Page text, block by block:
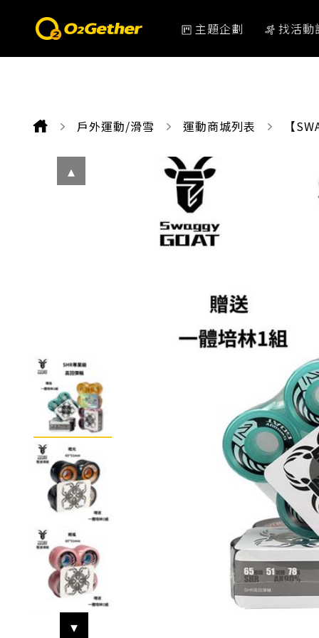
主題企劃 找活動
戶外運動/滑雪 運動商城列表 【